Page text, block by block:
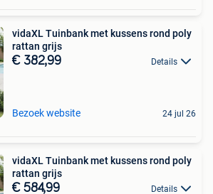
vidaXL Tuinbank met kussens rond poly
rattan grijs
€ 382,99 Details
Bezoek website 24 jul 26
vidaXL Tuinbank met kussens rond poly
rattan grijs
€ 584,99 Details